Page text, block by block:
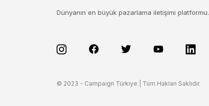
Dünyanın en büyük pazarlama iletişimi platformu.
© 2023 - Campaign Türkiye | Tüm Hakları Saklıdır.